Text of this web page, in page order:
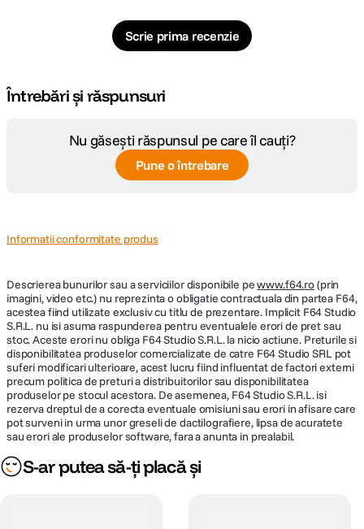
Scrie prima recenzie
Întrebări și răspunsuri
Nu găsești răspunsul pe care îl cauți?
Pune o întrebare
Informatii conformitate produs
Descrierea bunurilor sau a serviciilor disponibile pewww.f64.ro(prin
imagini, video etc.) nu reprezinta o obligatie contractuala din partea F64,
acestea fiind utilizate exclusiv cu titlu de prezentare. Implicit F64 Studio
S.R.L. nu isi asuma raspunderea pentru eventualele erori de pret sau
stoc. Aceste erori nu obliga F64 Studio S.R.L. la nicio actiune. Preturile si
disponibilitatea produselor comercializate de catre F64 Studio SRL pot
suferi modificari ulterioare, acest lucru fiind influentat de factori externi
precum politica de preturi a distribuitorilor sau disponibilitatea
produselor pe stocul acestora. De asemenea, F64 Studio S.R.L. isi
rezerva dreptul de a corecta eventuale omisiuni sau erori in afisare care
pot surveni in urma unor greseli de dactilografiere, lipsa de acuratete
sau erori ale produselor software, fara a anunta in prealabil.
S-ar putea să-ți placă și